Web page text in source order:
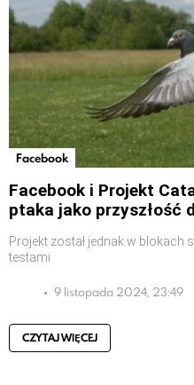
Facebook
Facebook i Projekt
ptaka jako przyszłość
Projekt został jednak w blokach
testami
9 listopada 2024, 23:49
CZYTAJ WIĘCEJ